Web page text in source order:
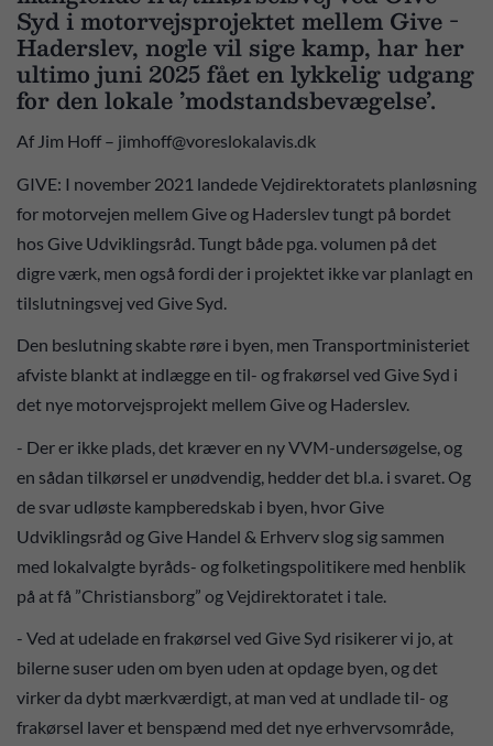
Syd i motorvejsprojektet mellem Give -
Haderslev, nogle vil sige kamp, har her
ultimo juni 2025 fået en lykkelig udgang
for den lokale ’modstandsbevægelse’.
Af Jim Hoff – jimhoff@voreslokalavis.dk
GIVE: I november 2021 landede Vejdirektoratets planløsning
for motorvejen mellem Give og Haderslev tungt på bordet
hos Give Udviklingsråd. Tungt både pga. volumen på det
digre værk, men også fordi der i projektet ikke var planlagt en
tilslutningsvej ved Give Syd.
Den beslutning skabte røre i byen, men Transportministeriet
afviste blankt at indlægge en til- og frakørsel ved Give Syd i
det nye motorvejsprojekt mellem Give og Haderslev.
- Der er ikke plads, det kræver en ny VVM-undersøgelse, og
en sådan tilkørsel er unødvendig, hedder det bl.a. i svaret. Og
de svar udløste kampberedskab i byen, hvor Give
Udviklingsråd og Give Handel & Erhverv slog sig sammen
med lokalvalgte byråds- og folketingspolitikere med henblik
på at få ”Christiansborg” og Vejdirektoratet i tale.
- Ved at udelade en frakørsel ved Give Syd risikerer vi jo, at
bilerne suser uden om byen uden at opdage byen, og det
virker da dybt mærkværdigt, at man ved at undlade til- og
frakørsel laver et benspænd med det nye erhvervsområde,